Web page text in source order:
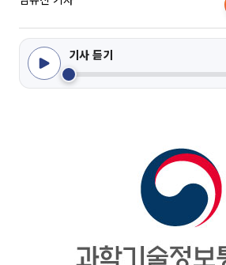
기사 듣기